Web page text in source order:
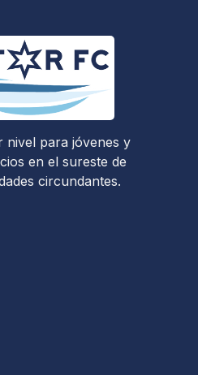
nivel para jóvenes y
en el sureste de
circundantes.